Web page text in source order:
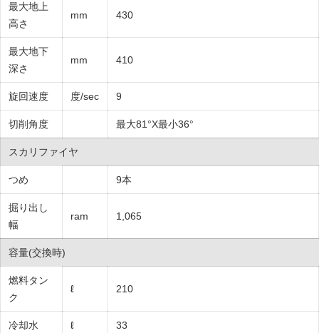
最大地上
高さ
mm 430
最大地下
深さ
mm 410
旋回速度 度/sec 9
切削角度 最大81°X最小36°
スカリファイヤ
つめ 9本
掘り出し
幅
ram 1,065
容量(交換時)
燃料タン
ク
ℓ 210
冷却水 ℓ 33